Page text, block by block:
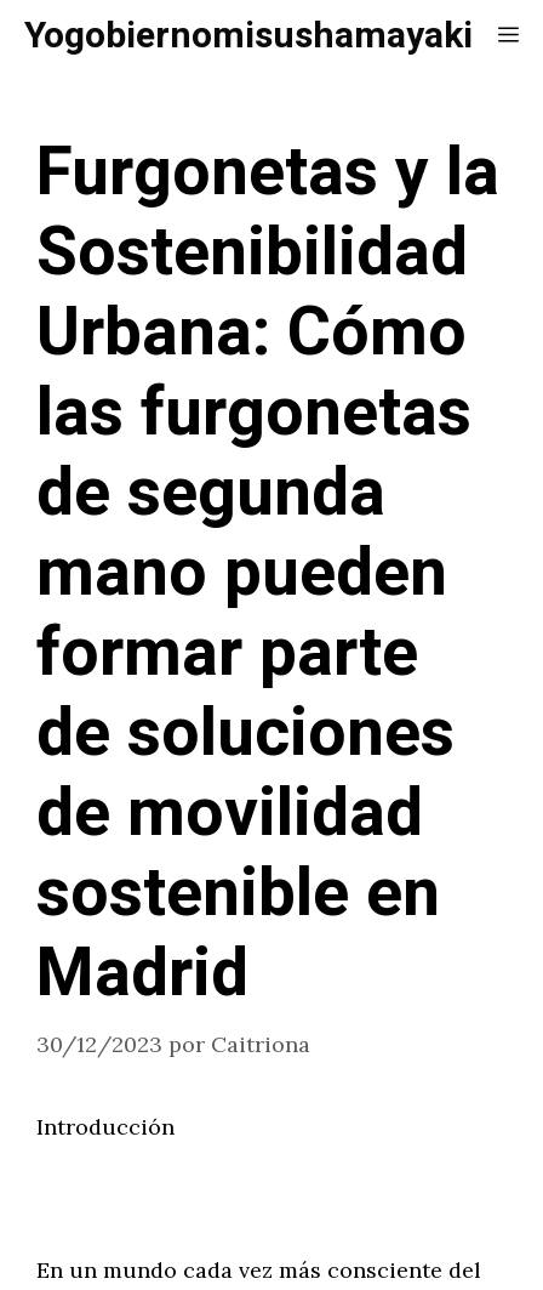
SaltarYogobiernomisushamayaki
Furgonetas y la
Sostenibilidad
Urbana: Cómo
las furgonetas
de segunda
mano pueden
formar parte
de soluciones
de movilidad
sostenible en
Madrid
30/12/2023 por Caitriona
Introducción
En un mundo cada vez más consciente del